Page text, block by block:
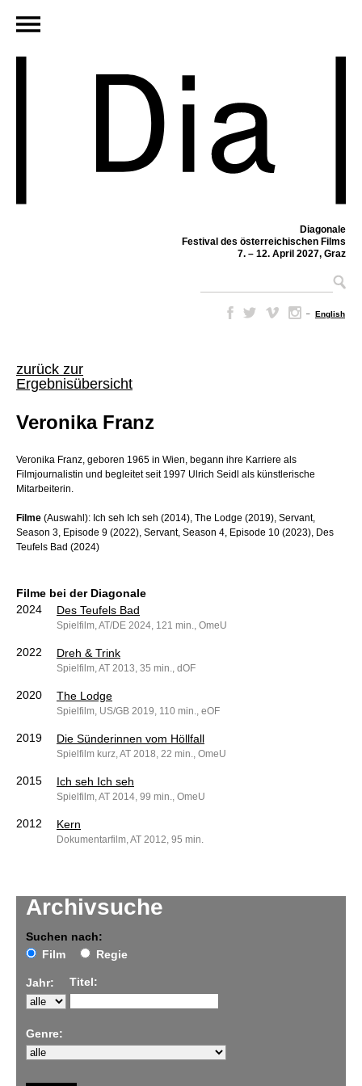
Diagonale
Festival des österreichischen Films
7. – 12. April 2027, Graz
– English
zurück zur
Ergebnisübersicht
Archivsuche
Suchen nach:
Film
Regie
Jahr: Titel:
Genre:
Veronika Franz
Veronika Franz, geboren 1965 in Wien, begann ihre Karriere als
Filmjournalistin und begleitet seit 1997 Ulrich Seidl als künstlerische
Mitarbeiterin.
Filme (Auswahl): Ich seh Ich seh (2014), The Lodge (2019), Servant,
Season 3, Episode 9 (2022), Servant, Season 4, Episode 10 (2023), Des
Teufels Bad (2024)
Filme bei der Diagonale
2024
Des Teufels Bad
Spielfilm, AT/DE 2024, 121 min., OmeU
2022 Dreh & Trink
Spielfilm, AT 2013, 35 min., dOF
2020 The Lodge
Spielfilm, US/GB 2019, 110 min., eOF
2019 Die Sünderinnen vom Höllfall
Spielfilm kurz, AT 2018, 22 min., OmeU
2015 Ich seh Ich seh
Spielfilm, AT 2014, 99 min., OmeU
2012 Kern
Dokumentarfilm, AT 2012, 95 min.